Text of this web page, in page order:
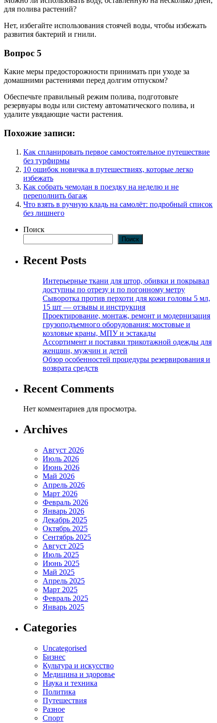
для полива растений?
Нет, избегайте использования стоячей воды, чтобы избежать
развития бактерий и гнили.
Вопрос 5
Какие меры предосторожности принимать при уходе за
домашними растениями перед долгим отпуском?
Обеспечьте правильный режим полива, подготовьте
резервуары воды или систему автоматического полива, и
удалите увядающие части растения.
Похожие записи:
Как спланировать первое самостоятельное путешествие
без турфирмы
10 ошибок новичка в путешествиях, которые легко
избежать
Как собрать чемодан в поездку на неделю и не
переполнить багаж
Что взять в ручную кладь на самолёт: подробный список
без лишнего
Поиск
Поиск
Recent Posts
Интерьерные ткани для штор, обивки и покрывал
доступны по отрезу и по погонному метру
Сыворотка против перхоти для кожи головы 5 мл,
15 шт — отзывы и инструкция
Проектирование, монтаж, ремонт и модернизация
грузоподъемного оборудования: мостовые и
козловые краны, МПУ и эстакады
Ассортимент и поставки трикотажной одежды для
женщин, мужчин и детей
Обзор особенностей процедуры резервирования и
возврата средств
Recent Comments
Нет комментариев для просмотра.
Archives
Август 2026
Июль 2026
Июнь 2026
Май 2026
Апрель 2026
Март 2026
Февраль 2026
Январь 2026
Декабрь 2025
Октябрь 2025
Сентябрь 2025
Август 2025
Июль 2025
Июнь 2025
Май 2025
Апрель 2025
Март 2025
Февраль 2025
Январь 2025
Categories
Uncategorised
Бизнес
Культура и искусство
Медицина и здоровье
Наука и техника
Политика
Путешествия
Разное
Спорт